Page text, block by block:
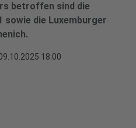
betroffen sind die
sowie die Luxemburger
18:00